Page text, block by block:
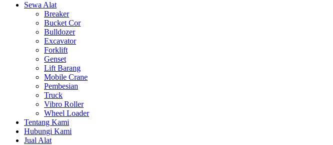
Sewa Alat
Breaker
Bucket Cor
Bulldozer
Excavator
Forklift
Genset
Lift Barang
Mobile Crane
Pembesian
Truck
Vibro Roller
Wheel Loader
Tentang Kami
Hubungi Kami
Jual Alat